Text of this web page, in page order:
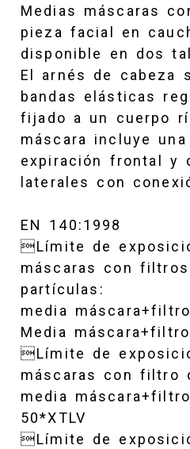
Medias máscaras
pieza facial en
disponible en dos
El arnés de cabeza
bandas elásticas
fijado a un cuerpo
máscara incluye
expiración frontal y
laterales con
EN 140:1998
Límite de
máscaras con
partículas:
media
Media
Límite de
máscaras con filtro
media
50*XTLV
Límite de